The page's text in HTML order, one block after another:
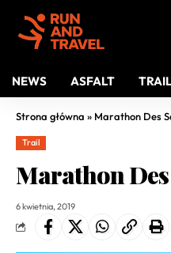
NEWS ASFALT TRAIL
Strona główna » Marathon Des
Trail
Marathon
6 kwietnia, 2019